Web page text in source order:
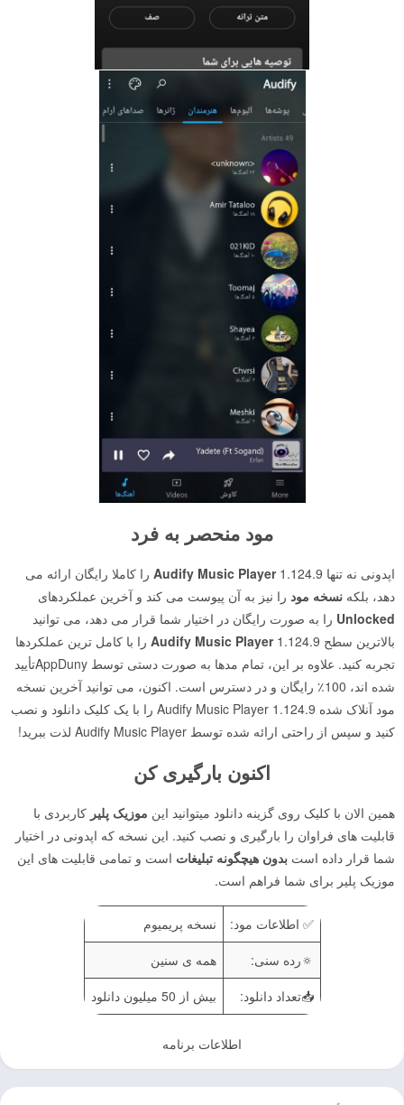
مود منحصر به فرد
اپدونی نه تنها Audify Music Player 1.124.9 را کاملا رایگان ارائه می
دهد، بلکه نسخه مود را نیز به آن پیوست می کند و آخرین عملکردهای
Unlocked را به صورت رایگان در اختیار شما قرار می دهد، می توانید
بالاترین سطح
Audify Music Player 1.124.9 را با کامل ترین عملکردها
تجربه کنید. علاوه بر این، تمام مدها به صورت دستی توسط AppDunyتأیید
شده اند، 100٪ رایگان و در دسترس است. اکنون، می توانید آخرین نسخه
مود آنلاک شده Audify Music Player 1.124.9 را با یک کلیک دانلود و نصب
کنید و سپس از راحتی ارائه شده توسط Audify Music Player لذت ببرید!
اکنون بارگیری کن
همین الان با کلیک روی گزینه دانلود میتوانید این موزیک پلیر کاربردی با
قابلیت های فراوان را بارگیری و نصب کنید. این نسخه که اپدونی در اختیار
شما قرار داده است بدون هیچگونه تبلیغات است و تمامی قابلیت های این
موزیک پلیر برای شما فراهم است.
✅ اطلاعات مود:
نسخه پریمیوم
🔅رده سنی:
همه ی سنین
📥تعداد دانلود:
بیش از 50 میلیون دانلود
اطلاعات برنامه